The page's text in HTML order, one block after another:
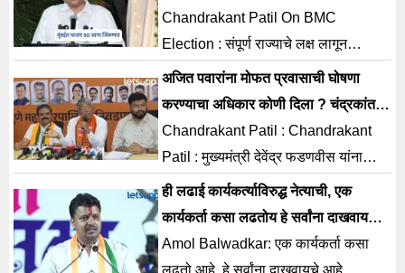
Chandrakant Patil On BMC
Election : संपूर्ण राज्याचे लक्ष लागून
असलेल्या मुंबई महापालिका निवडणुकीसाठी
मतदान प्रक्रिया सुरु झाली असून
अजित पवारांना मोफत प्रवासाची घोषणा
करण्याचा अधिकार कोणी दिला ? चंद्रकांत
पाटलांचा थेट सवाल
Chandrakant Patil : Chandrakant
Patil : मुख्यमंत्री देवेंद्र फडणवीस यांना
विश्वासात न घेता केलीय. ही घोषणा
स्वागताहार्य जरी असली तरी ती राज्य
सरकारशिवाय अमलात येऊ शकत नाही.
ही लढाई कार्यकर्त्याविरुद्ध नेत्याची, एक
कार्यकर्ता कसा लढतोय हे सर्वांना दाखवायचंय;
अमोल बालवडकरांचा निर्धार
Amol Balwadkar: एक कार्यकर्ता कसा
लढतो आहे, हे सर्वांना दाखवायचे आहे.